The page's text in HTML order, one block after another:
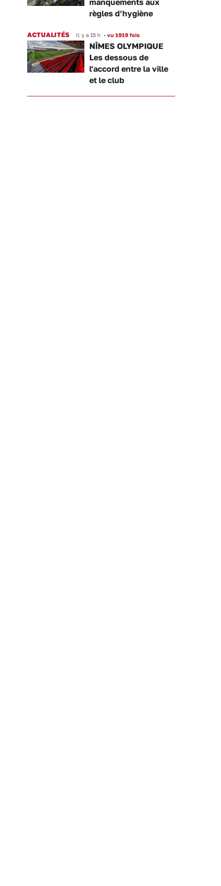
manquements aux
règles d’hygiène
ACTUALITÉS Il y a 15 h • vu 1919 fois
NÎMES OLYMPIQUE
Les dessous de
l'accord entre la ville
et le club